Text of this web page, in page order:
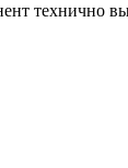
технично